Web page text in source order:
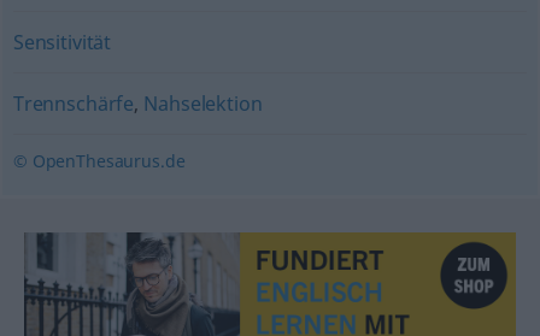
Sensitivität
Trennschärfe, Nahselektion
© OpenThesaurus.de